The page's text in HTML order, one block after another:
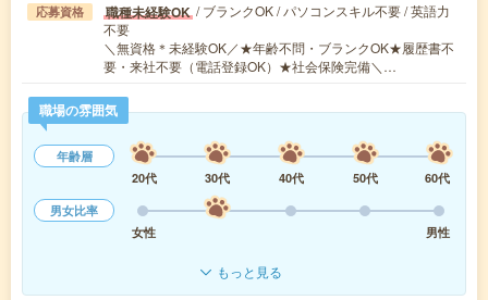
応募資格 職種未経験OK / ブランクOK / パソコンスキル不要 / 英語力
不要
＼無資格＊未経験OK／★年齢不問・ブランクOK★履歴書不
要・来社不要（電話登録OK）★社会保険完備＼…
職場の雰囲気
年齢層
20代
30代 40代 50代
60代
男女比率
女性
男性
もっと見る